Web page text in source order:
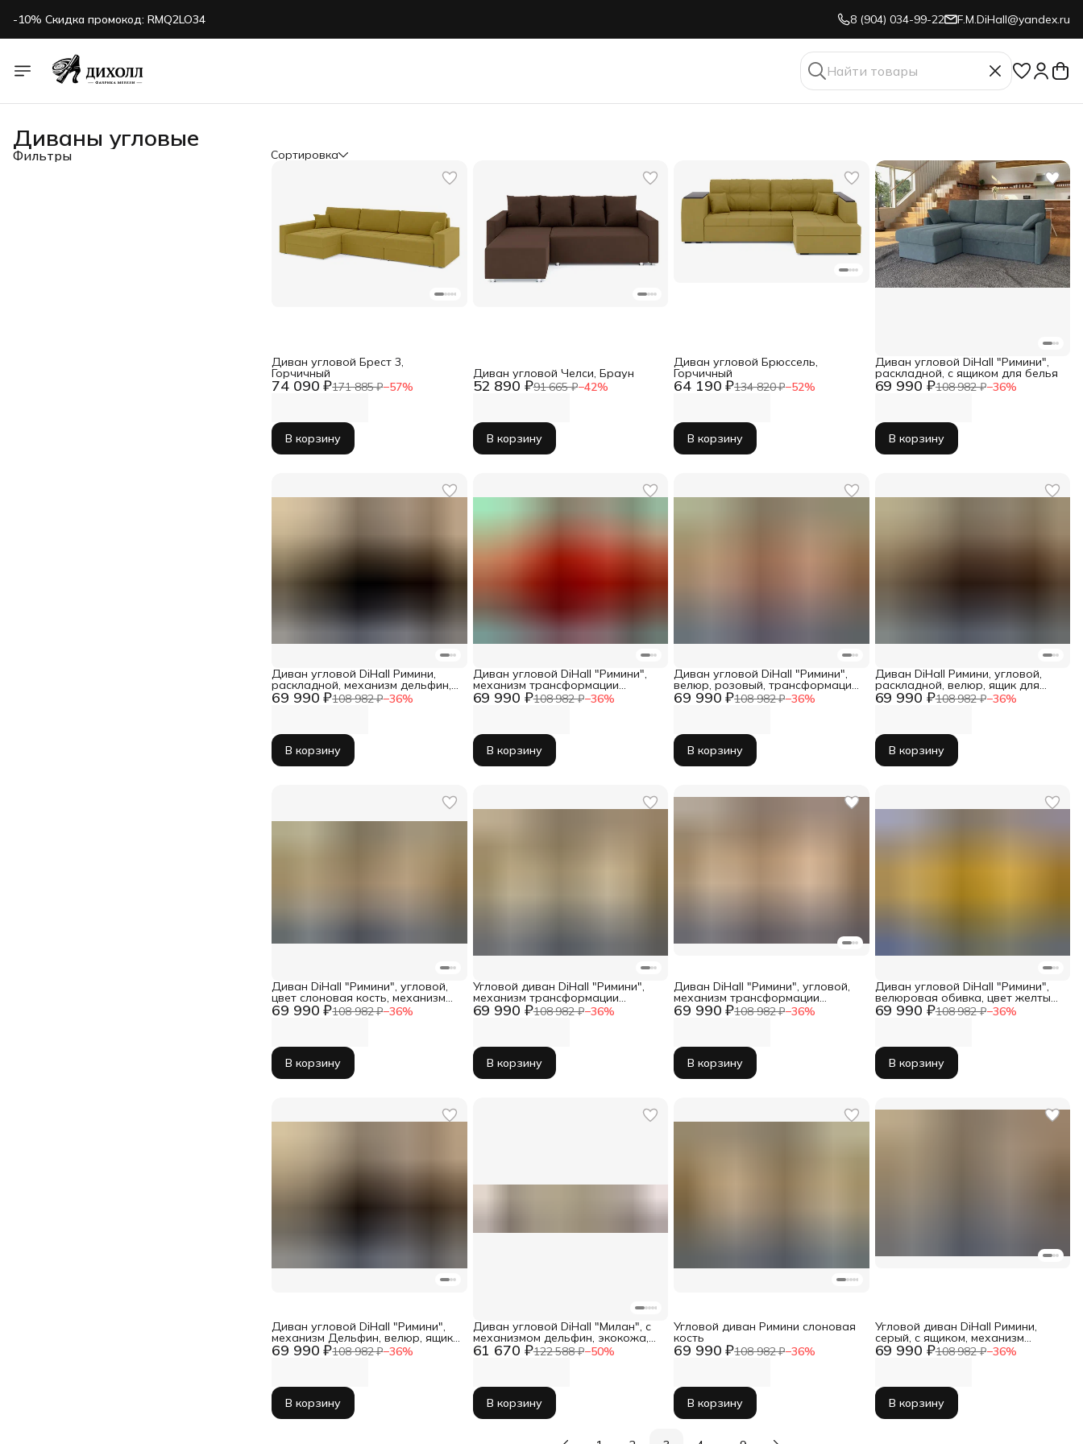
-10% Скидка промокод: RMQ2LO34
Остались вопросы:
8 (904) 034-99-22 F.M.DiHall@yandex.ru
Диваны угловые
Фильтры Сортировка
74 090 ₽171 885 ₽−57%
Диван угловой Брест 3,
Горчичный
В корзину
52 890 ₽91 665 ₽−42%
Диван угловой Челси, Браун
В корзину
64 190 ₽134 820 ₽−52%
Диван угловой Брюссель,
Горчичный
В корзину
69 990 ₽108 982 ₽−36%
Диван угловой DiHall "Римини",
раскладной, с ящиком для белья
В корзину
69 990 ₽108 982 ₽−36%
Диван угловой DiHall Римини,
раскладной, механизм дельфин,
велюр, черный
В корзину
69 990 ₽108 982 ₽−36%
Диван угловой DiHall "Римини",
механизм трансформации
"Дельфин", 3 места, раскладной
В корзину
69 990 ₽108 982 ₽−36%
Диван угловой DiHall "Римини",
велюр, розовый, трансформация
"дельфин", ящик для белья
В корзину
69 990 ₽108 982 ₽−36%
Диван DiHall Римини, угловой,
раскладной, велюр, ящик для
белья
В корзину
69 990 ₽108 982 ₽−36%
Диван DiHall "Римини", угловой,
цвет слоновая кость, механизм
дельфин, велюровая обивка
В корзину
69 990 ₽108 982 ₽−36%
Угловой диван DiHall "Римини",
механизм трансформации
"дельфин", велюр, белый
В корзину
69 990 ₽108 982 ₽−36%
Диван DiHall "Римини", угловой,
механизм трансформации
"дельфин", велюр
В корзину
69 990 ₽108 982 ₽−36%
Диван угловой DiHall "Римини",
велюровая обивка, цвет желтый,
с ящиком для белья
В корзину
69 990 ₽108 982 ₽−36%
Диван угловой DiHall "Римини",
механизм Дельфин, велюр, ящик
для белья
В корзину
61 670 ₽122 588 ₽−50%
Диван угловой DiHall "Милан", с
механизмом дельфин, экокожа,
велюр
В корзину
69 990 ₽108 982 ₽−36%
Угловой диван Римини слоновая
кость
В корзину
69 990 ₽108 982 ₽−36%
Угловой диван DiHall Римини,
серый, с ящиком, механизм
дельфин
В корзину